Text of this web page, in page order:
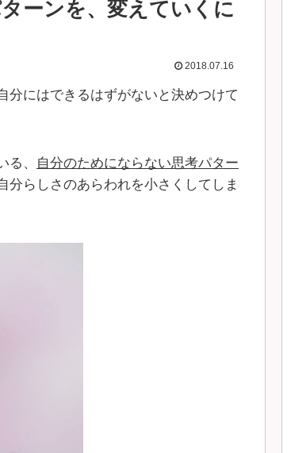
ーンを、変えていくに
2018.07.16
分にはできるはずがないと決めつけて
、
自分のためにならない思考パター
分らしさのあらわれを小さくしてしま